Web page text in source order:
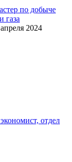
по добыче
газа
2024
отдел